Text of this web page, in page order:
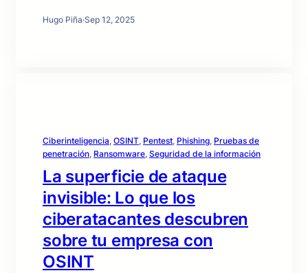
Hugo Piña·Sep 12, 2025
Ciberinteligencia, OSINT, Pentest, Phishing, Pruebas de
penetración, Ransomware, Seguridad de la información
La superficie de ataque
invisible: Lo que los
ciberatacantes descubren
sobre tu empresa con
OSINT